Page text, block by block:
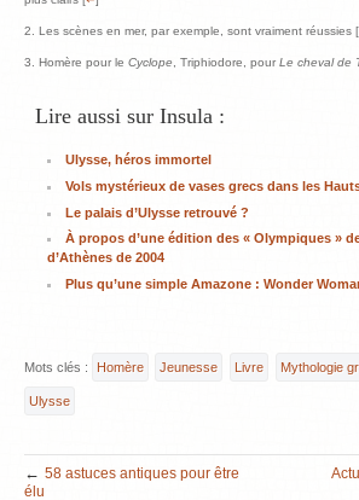
Les scènes en mer, par exemple, sont vraiment réussies [
Homère pour le Cyclope , Triphiodore, pour Le cheval de
Lire aussi sur Insula :
Ulysse, héros immortel
Vols mystérieux de vases grecs dans les
Le palais d’Ulysse retrouvé ?
À propos d’une édition des « Olympiques »
d’Athènes de 2004
Plus qu’une simple Amazone : Wonder
Mots clés : Homère Jeunesse Livre Mythologie
Ulysse
← 58 astuces antiques pour être
élu